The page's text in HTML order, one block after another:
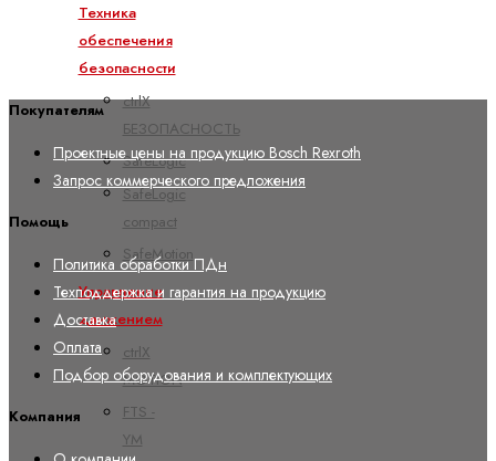
Техника
обеспечения
безопасности
ctrlX
БЕЗОПАСНОСТЬ
SafeLogic
SafeLogic
compact
SafeMotion
Управление
движением
ctrlX
MOTION
FTS -
YM
Покупателям
Проектные цены на продукцию Bosch Rexroth
Запрос коммерческого предложения
Помощь
Политика обработки ПДн
Техподдержка и гарантия на продукцию
Доставка
Оплата
Подбор оборудования и комплектующих
Компания